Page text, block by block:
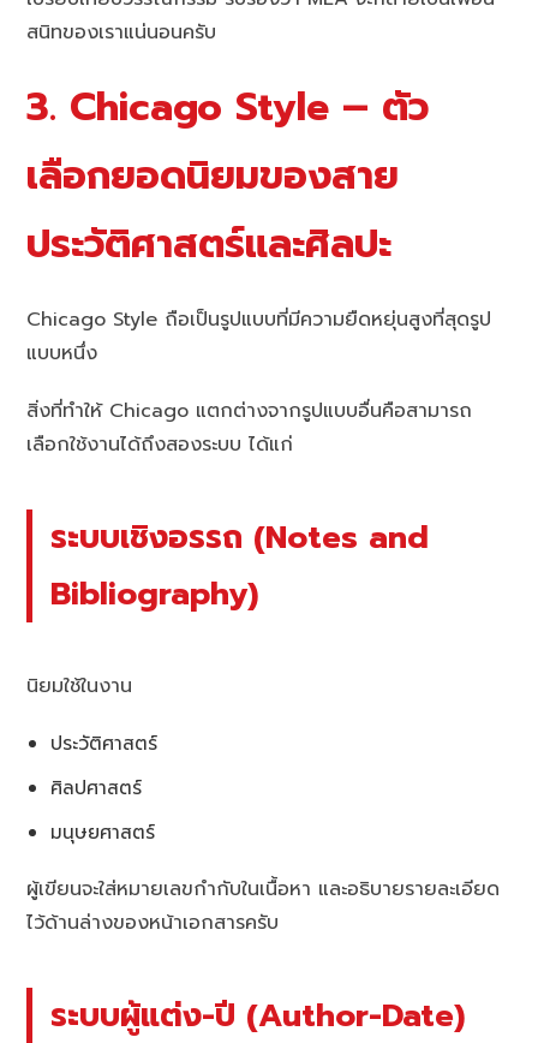
สนิทของเราแน่นอนครับ
3. Chicago Style – ตัว
เลือกยอดนิยมของสาย
ประวัติศาสตร์และศิลปะ
Chicago Style ถือเป็นรูปแบบที่มีความยืดหยุ่นสูงที่สุดรูป
แบบหนึ่ง
สิ่งที่ทำให้ Chicago แตกต่างจากรูปแบบอื่นคือสามารถ
เลือกใช้งานได้ถึงสองระบบ ได้แก่
ระบบเชิงอรรถ (Notes and
Bibliography)
นิยมใช้ในงาน
ประวัติศาสตร์
ศิลปศาสตร์
มนุษยศาสตร์
ผู้เขียนจะใส่หมายเลขกำกับในเนื้อหา และอธิบายรายละเอียด
ไว้ด้านล่างของหน้าเอกสารครับ
ระบบผู้แต่ง-ปี (Author-Date)